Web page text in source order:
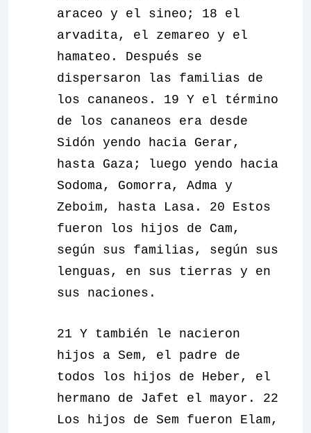
araceo y el sineo; 18 el
arvadita, el zemareo y el
hamateo. Después se
dispersaron las familias de
los cananeos. 19 Y el término
de los cananeos era desde
Sidón yendo hacia Gerar,
hasta Gaza; luego yendo hacia
Sodoma, Gomorra, Adma y
Zeboim, hasta Lasa. 20 Estos
fueron los hijos de Cam,
según sus familias, según sus
lenguas, en sus tierras y en
sus naciones.
21 Y también le nacieron
hijos a Sem, el padre de
todos los hijos de Heber, el
hermano de Jafet el mayor. 22
Los hijos de Sem fueron Elam,